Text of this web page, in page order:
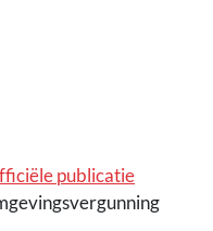
publicatie